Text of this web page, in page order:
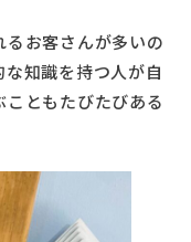
お客さんが多いの
知識を持つ人が自
ともたびたびある